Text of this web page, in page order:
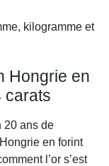
kilogramme et
Hongrie en
carats
20 ans de
en forint
l’or s’est